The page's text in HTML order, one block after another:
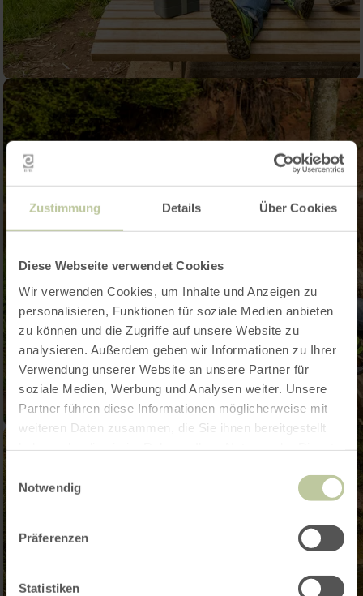
Zustimmung Details Über Cookies
Diese Webseite verwendet Cookies
Wir verwenden Cookies, um Inhalte und Anzeigen zu
personalisieren, Funktionen für soziale Medien anbieten
zu können und die Zugriffe auf unsere Website zu
analysieren. Außerdem geben wir Informationen zu Ihrer
Verwendung unserer Website an unsere Partner für
soziale Medien, Werbung und Analysen weiter. Unsere
Partner führen diese Informationen möglicherweise mit
weiteren Daten zusammen, die Sie ihnen bereitgestellt
Notwendig
Präferenzen
Statistiken